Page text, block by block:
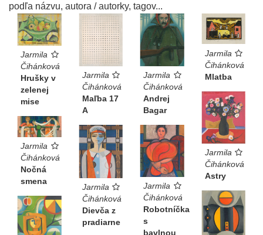
podľa názvu, autora / autorky, tagov...
Jarmila
Čihánková
Hrušky v
zelenej
mise
Jarmila
Čihánková
Maľba 17
A
Jarmila
Čihánková
Andrej
Bagar
Jarmila
Čihánková
Mlatba
Jarmila
Čihánková
Astry
Jarmila
Čihánková
Nočná
smena
Jarmila
Čihánková
Robotníčka
s
bavlnou
Jarmila
Čihánková
Dievča z
pradiarne